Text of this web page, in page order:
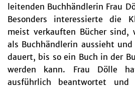
leitenden Buchhändlerin Frau
Besonders interessierte die
meist verkauften Bücher
als Buchhändlerin aussieht
dauert, bis so ein Buch in der
werden kann. Frau Dölle
ausführlich beantwortet